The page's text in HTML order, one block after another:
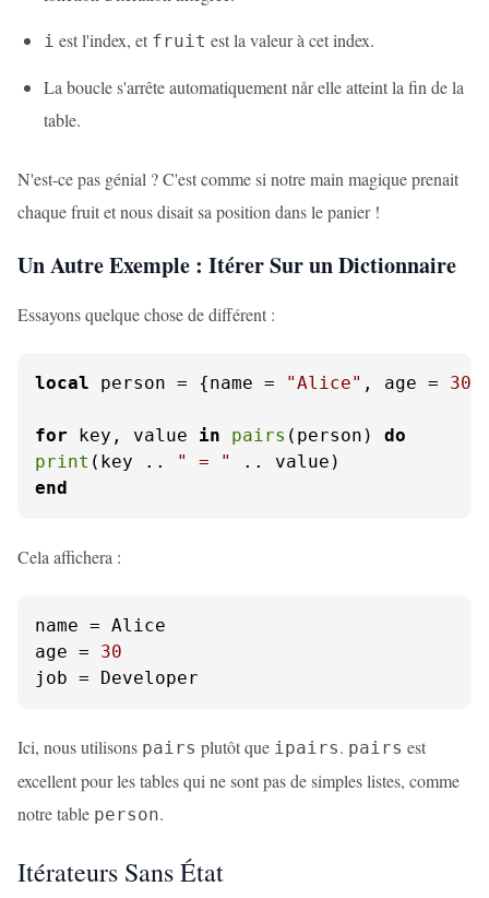
i est l'index, et fruit est la valeur à cet index.
La boucle s'arrête automatiquement når elle atteint la fin de la
table.
N'est-ce pas génial ? C'est comme si notre main magique prenait
chaque fruit et nous disait sa position dans le panier !
Un Autre Exemple : Itérer Sur un Dictionnaire
Essayons quelque chose de différent :
local person = {name = "Alice" , age = 30
for key, value in pairs (person) do
print (key .. " = "
end
Cela affichera :
name
age = 30
job = Developer
Ici, nous utilisons pairs plutôt que ipairs. pairs est
excellent pour les tables qui ne sont pas de simples listes, comme
notre table person.
Itérateurs Sans État